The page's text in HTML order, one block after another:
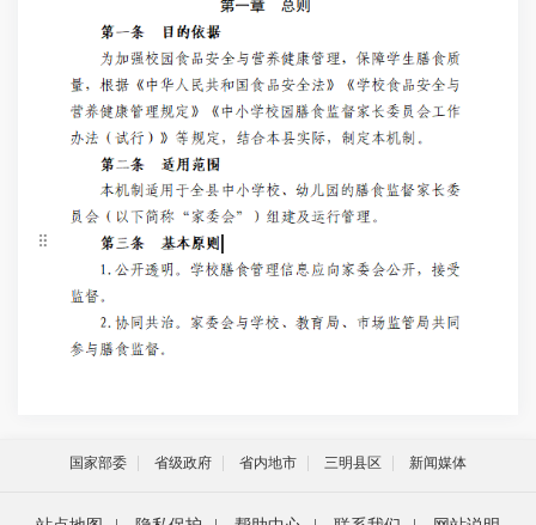
国家部委 省级政府 省内地市 三明县区 新闻媒体